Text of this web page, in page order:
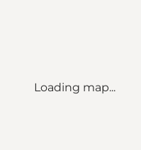
Loading map...